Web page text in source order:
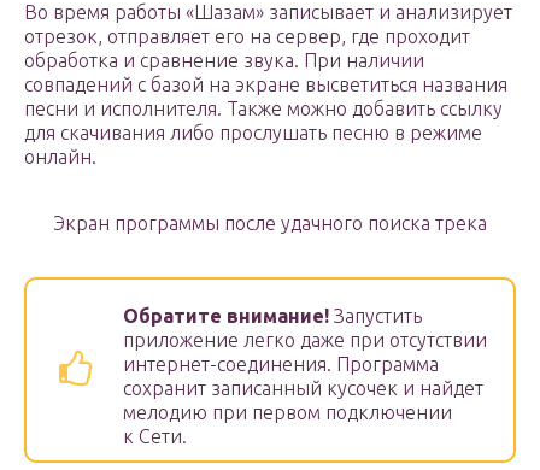
Во время работы «Шазам» записывает и анализирует
отрезок, отправляет его на сервер, где проходит
обработка и сравнение звука. При наличии
совпадений с базой на экране высветиться названия
песни и исполнителя. Также можно добавить ссылку
для скачивания либо прослушать песню в режиме
онлайн.
Экран программы после удачного поиска трека
Обратите внимание! Запустить
приложение легко даже при отсутствии
интернет-соединения. Программа
сохранит записанный кусочек и найдет
мелодию при первом подключении
к Сети.